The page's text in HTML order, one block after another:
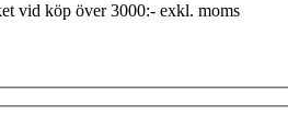
vid köp över 3000:- exkl. moms